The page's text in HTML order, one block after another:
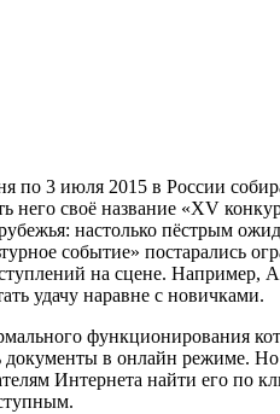
по 3 июля 2015 в России
него своё название «XV
настолько пёстрым
событие» постарались
на сцене.
удачу наравне с новичками.
функционирования
в онлайн режиме.
Интернета найти его по